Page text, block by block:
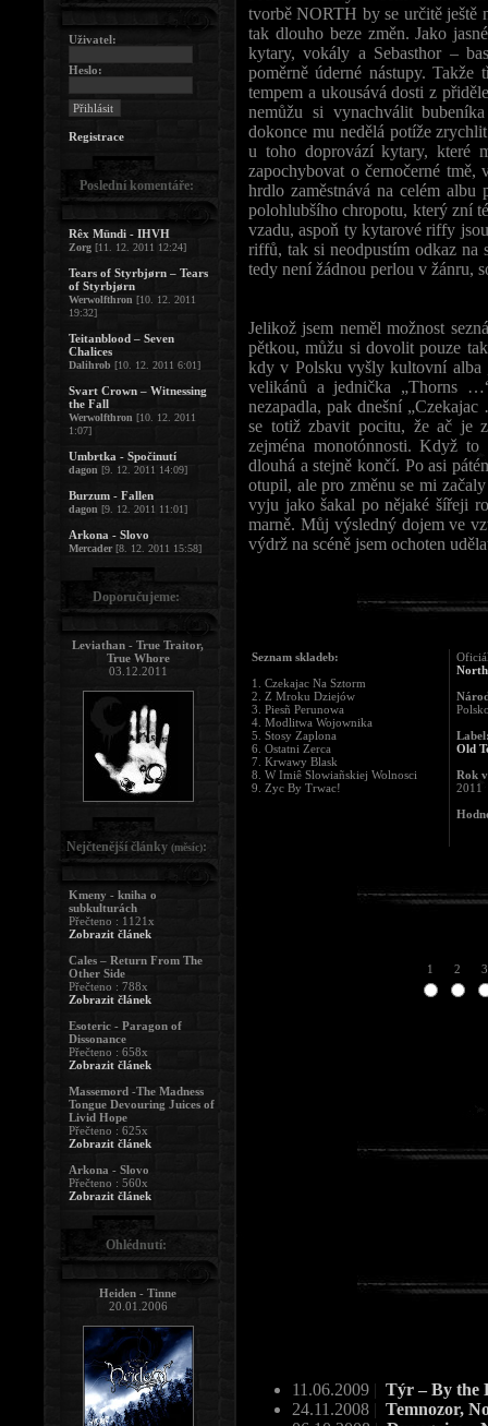
tvorbě NORTH by se určitě ještě
tak dlouho beze změn. Jako
kytary, vokály a Sebasthor –
poměrně úderné nástupy.
tempem a ukousává dosti z
nemůžu si vynachválit
dokonce mu nedělá potíže
u toho doprovází kytary, které
zapochybovat o černočerné
hrdlo zaměstnává na celém
polohlubšího chropotu, který zní
vzadu, aspoň ty kytarové riffy
riffů, tak si neodpustím odkaz na
tedy není žádnou perlou v žánru,
Jelikož jsem neměl možnost
pětkou, můžu si dovolit pouze
kdy v Polsku vyšly kultovní alba
velikánů a jednička „Thorns
nezapadla, pak dnešní
se totiž zbavit pocitu, že ač je
zejména monotónnosti. Když to
dlouhá a stejně končí. Po asi
otupil, ale pro změnu se mi
vyju jako šakal po nějaké šířeji
marně. Můj výsledný dojem ve
výdrž na scéně jsem ochoten
Seznam skladeb:
1. Czekajac Na Sztorm
2. Z Mroku Dziejów
3. Piesñ Perunowa
4. Modlitwa Wojownika
5. Stosy Zaplona
6. Ostatni Zerca
7. Krwawy Blask
8. W Imiê Slowiañskiej Wolnosci
9. Zyc By Trwac!
North
Old
Rok
2011
1 2 3
11.06.2009 | Týr – By the
24.11.2008 | Temnozor,
Uživatel:
Heslo:
Registrace
Poslední komentáře:
Rêx Mündi - IHVH
Zorg [11. 12. 2011 12:24]
Tears of Styrbjørn – Tears
of Styrbjørn
Werwolfthron [10. 12. 2011
19:32]
Teitanblood – Seven
Chalices
Dalihrob [10. 12. 2011 6:01]
Svart Crown – Witnessing
the Fall
Werwolfthron [10. 12. 2011
1:07]
Umbrtka - Spočinutí
dagon [9. 12. 2011 14:09]
Burzum - Fallen
dagon [9. 12. 2011 11:01]
Arkona - Slovo
Mercader[8. 12. 2011 15:58]
Doporučujeme:
Leviathan - True Traitor,
True Whore
03.12.2011
Nejčtenější články (měsíc):
Kmeny - kniha o
subkulturách
Přečteno : 1121x
Zobrazit článek
Cales – Return From The
Other Side
Přečteno : 788x
Zobrazit článek
Esoteric - Paragon of
Dissonance
Přečteno : 658x
Zobrazit článek
Massemord -The Madness
Tongue Devouring Juices of
Livid Hope
Přečteno : 625x
Zobrazit článek
Arkona - Slovo
Přečteno : 560x
Zobrazit článek
Ohlédnutí:
Heiden - Tinne
20.01.2006